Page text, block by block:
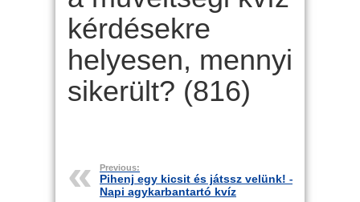
kérdésekre
helyesen, mennyi
sikerült? (816)
Previous:
Pihenj egy kicsit és játssz velünk! –
Napi agykarbantartó kvíz